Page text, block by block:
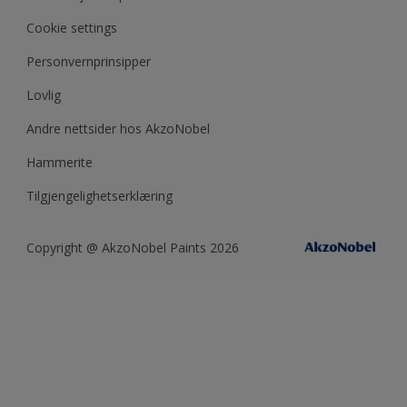
Cookie settings
Personvernprinsipper
Lovlig
Andre nettsider hos AkzoNobel
Hammerite
Tilgjengelighetserklæring
Copyright @ AkzoNobel Paints 2026